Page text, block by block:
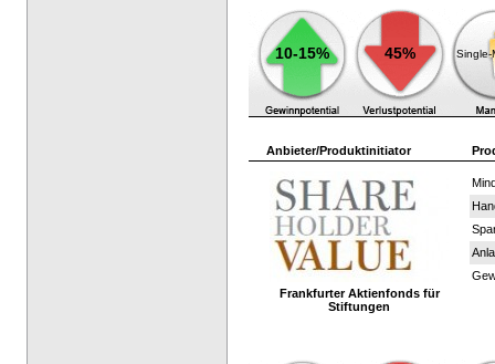
10-15% 45% Single-
Anbieter/Produktinitiator
Frankfurter Aktienfonds für
Stiftungen